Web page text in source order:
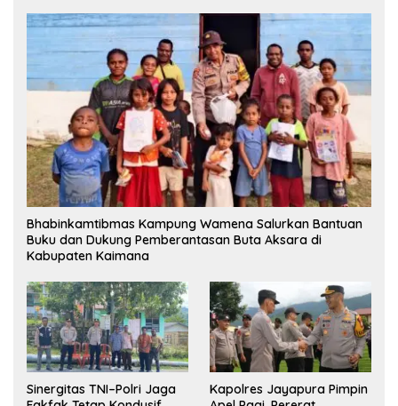
Bhabinkamtibmas Kampung Wamena Salurkan Bantuan
Buku dan Dukung Pemberantasan Buta Aksara di
Kabupaten Kaimana
Sinergitas TNI–Polri Jaga
Kapolres Jayapura Pimpin